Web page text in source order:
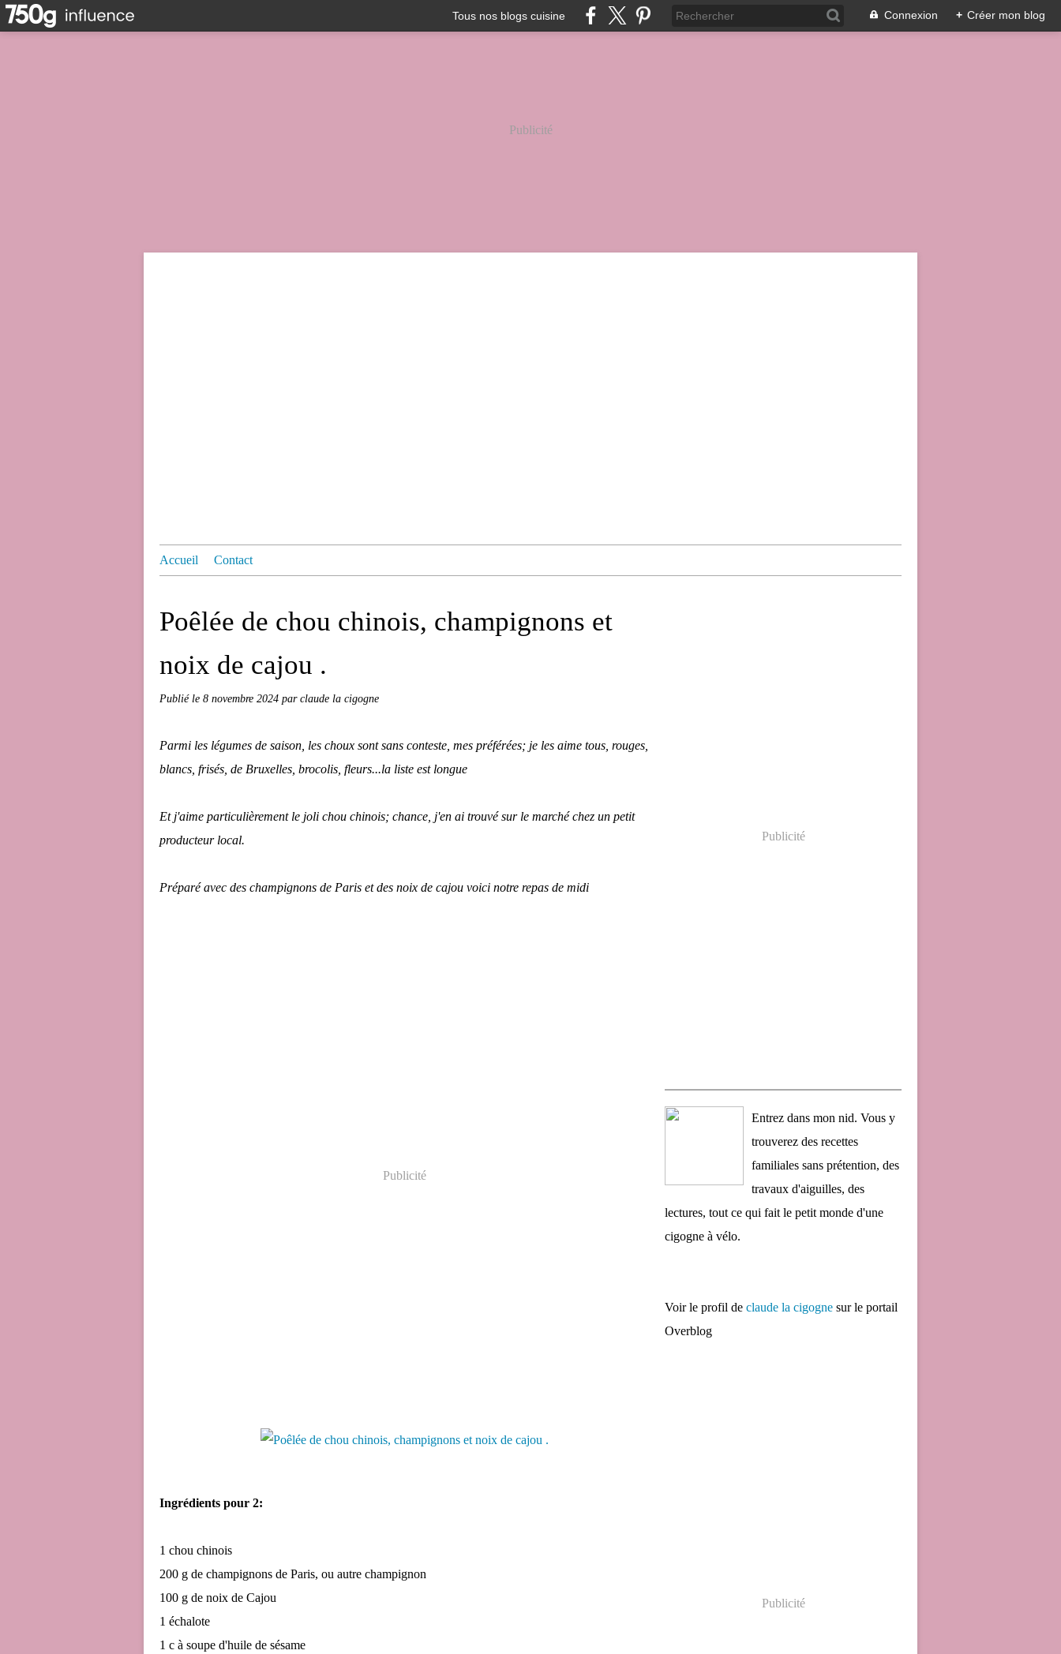
Tous nos blogs cuisine Connexion + Créer mon blog
Publicité
Accueil Contact
Poêlée de chou chinois, champignons et
noix de cajou .
Publié le 8 novembre 2024 par claude la cigogne
Parmi les légumes de saison, les choux sont sans conteste, mes préférées; je les aime tous, rouges,
blancs, frisés, de Bruxelles, brocolis, fleurs...la liste est longue
Et j'aime particulièrement le joli chou chinois; chance, j'en ai trouvé sur le marché chez un petit
producteur local.
Préparé avec des champignons de Paris et des noix de cajou voici notre repas de midi
Publicité
Ingrédients pour 2:
1 chou chinois
200 g de champignons de Paris, ou autre champignon
100 g de noix de Cajou
1 échalote
1 c à soupe d'huile de sésame
Publicité
Entrez dans mon nid. Vous y
trouverez des recettes
familiales sans prétention, des
travaux d'aiguilles, des
lectures, tout ce qui fait le petit monde d'une
cigogne à vélo.
Voir le profil de claude la cigogne sur le portail
Overblog
Publicité